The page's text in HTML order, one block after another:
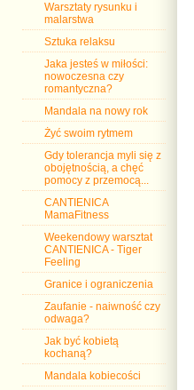
Warsztaty rysunku i
malarstwa
Sztuka relaksu
Jaka jesteś w miłości:
nowoczesna czy
romantyczna?
Mandala na nowy rok
Żyć swoim rytmem
Gdy tolerancja myli się z
obojętnością, a chęć
pomocy z przemocą...
CANTIENICA
MamaFitness
Weekendowy warsztat
CANTIENICA - Tiger
Feeling
Granice i ograniczenia
Zaufanie - naiwność czy
odwaga?
Jak być kobietą
kochaną?
Mandala kobiecości